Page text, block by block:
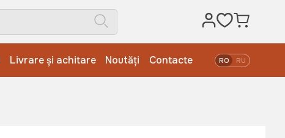
Livrare și achitare Noutăți Contacte RO RU